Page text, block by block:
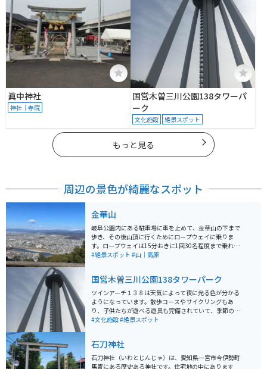
眞中神社
神社｜寺院
国営木曽三川公園138タワーパ
ーク
文化施設 絶景スポット
もっと見る
周辺の景色が綺麗なスポット
金華山
岐阜公園内にある駐車場に車を止めて、金華山の下まで
歩き、その後山頂に行くためにロープウェイに乗りま
す。ロープウェイは15分おきに1回30名程度まで乗れる
ので待ち時間も少ないです。 山頂までバイクや車では行
長良川の自然美、岐阜市の街並みが一望できます。
#絶景スポット #山｜高原
国営木曽三川公園138タワーパーク
ツインアーチ１３８は天気によって夜に光る色が分かる
ようになっています。散歩コースやサイクリングもあ
り、子供たちが遊べる遊具も完備されていて、季節の花
も楽しむ事ができます。タワーは一宮市にちなみ、138
#文化施設#絶景スポット
石刀神社
石刀神社（いわとじんじゃ）は、愛知県一宮市今伊勢町
馬寄にある歴史ある神社です。住宅地の中にあります